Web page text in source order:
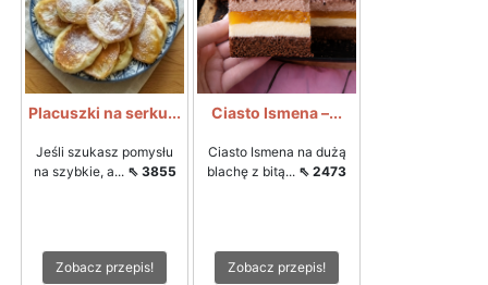
Placuszki na serku...
Jeśli szukasz pomysłu
na szybkie, a... ⇖ 3855
Zobacz przepis!
Ciasto Ismena –...
Ciasto Ismena na dużą
blachę z bitą... ⇖ 2473
Zobacz przepis!